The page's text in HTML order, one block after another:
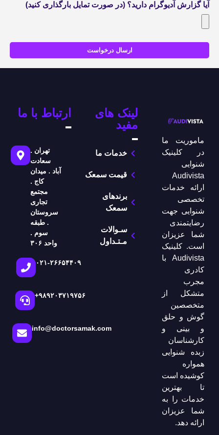
آیا گزارش آدیوگرام دارید؟ (در صورت تمایل بارگذاری کنید)
ارسال درخواست
ماموریت ما
در کلینیک
شنوایی
Audivista
ارائه خدمات
تخصصی
شنوایی جهت
رضایتمندی
شما عزیزان
است. کلینیک
Audivista با
کادری
مجرب
متشکل از
متخصصین
گوش و حلق
و بینی و
کارشناسان
زبده شنوایی
همواره
کوشیده است
تا بهترین
خدمات را به
شما عزیزان
ارائه دهد.
لینک های
مفید
خدمات ما
قیمت سمعک
برندهای
سمعک
سـوالات
مـتـداول
ارتباط با ما
تهران .
سعادت
آباد . میدان
کاج .
مجتمع
تجاری
سروستان
. طبقه
سوم .
واحد ۳۰۶
۰۲۱-۲۶۶۵۴۴۰۹
+۹۸۹۲۰۳۷۱۹۷۵۶
info@doctorsamak.com